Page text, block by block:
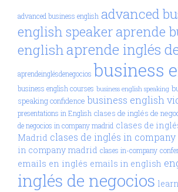
advanced business english advanced
english speakeraprende
english aprende inglés
aprendeinglésdenegocios business
business english courses business english speaking
speaking confidence business english
presentations in English clases de inglés de
de negocios in company madrid clases de
Madrid clases de inglés in company
in company madrid clases in-company
emails en inglés emails in english
inglés de negocios